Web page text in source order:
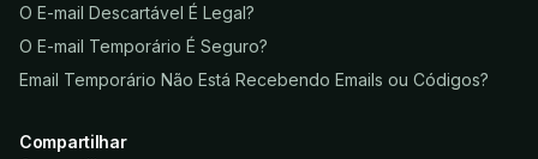
O E-mail Descartável É Legal?
O E-mail Temporário É Seguro?
Email Temporário Não Está Recebendo Emails ou Códigos?
Compartilhar